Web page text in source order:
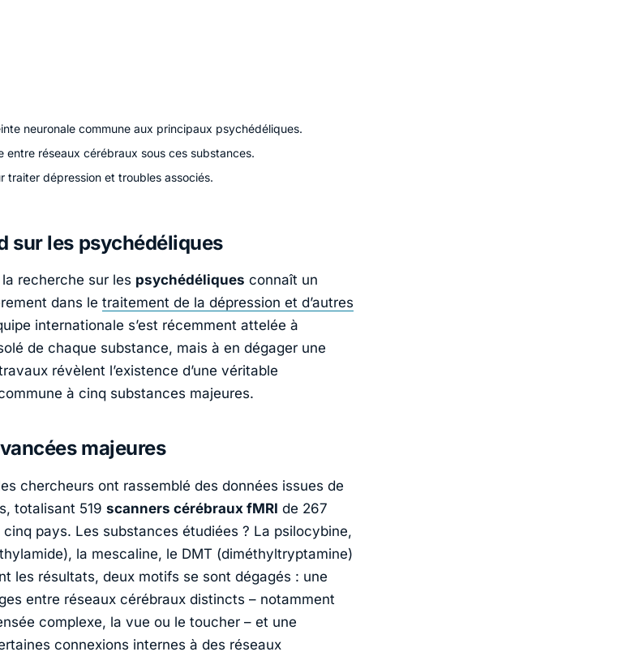
neuronale commune aux principaux psychédéliques.
entre réseaux cérébraux sous ces substances.
traiter dépression et troubles associés.
sur les psychédéliques
recherche sur les psychédéliques connaît un
dans le traitement de la dépression et d’autres
internationale s’est récemment attelée à
de chaque substance, mais à en dégager une
révèlent l’existence d’une véritable
à cinq substances majeures.
majeures
chercheurs ont rassemblé des données issues de
totalisant 519 scanners cérébraux fMRI de 267
pays. Les substances étudiées ? La psilocybine,
, la mescaline, le DMT (diméthyltryptamine)
les résultats, deux motifs se sont dégagés : une
entre réseaux cérébraux distincts – notamment
complexe, la vue ou le toucher – et une
connexions internes à des réseaux